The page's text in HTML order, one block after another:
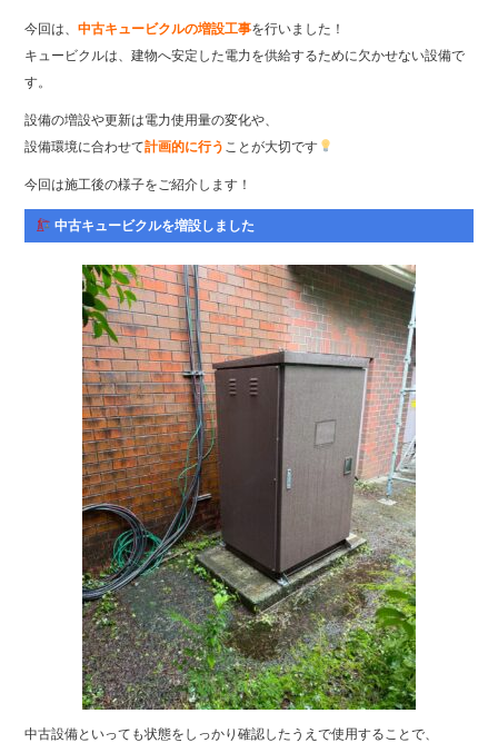
ok r
今回は、中古キュービクルの増設工事を行いました！
キュービクルは、建物へ安定した電力を供給するために欠かせない設備で
す。
設備の増設や更新は電力使用量の変化や、
設備環境に合わせて計画的に行う ことが大切です
今回は施工後の様子をご紹介します！
中古キュービクルを増設しました
中古設備といっても状態をしっかり確認したうえで使用することで、